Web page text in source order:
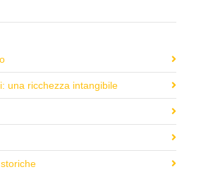
una ricchezza intangibile